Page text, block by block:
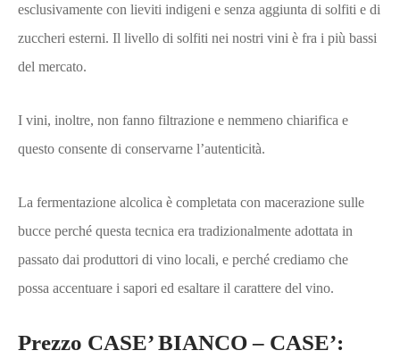
esclusivamente con lieviti indigeni e senza aggiunta di solfiti e di
zuccheri esterni. Il livello di solfiti nei nostri vini è fra i più bassi
del mercato.
I vini, inoltre, non fanno filtrazione e nemmeno chiarifica e
questo consente di conservarne l’autenticità.
La fermentazione alcolica è completata con macerazione sulle
bucce perché questa tecnica era tradizionalmente adottata in
passato dai produttori di vino locali, e perché crediamo che
possa accentuare i sapori ed esaltare il carattere del vino.
Prezzo CASE’ BIANCO – CASE’: